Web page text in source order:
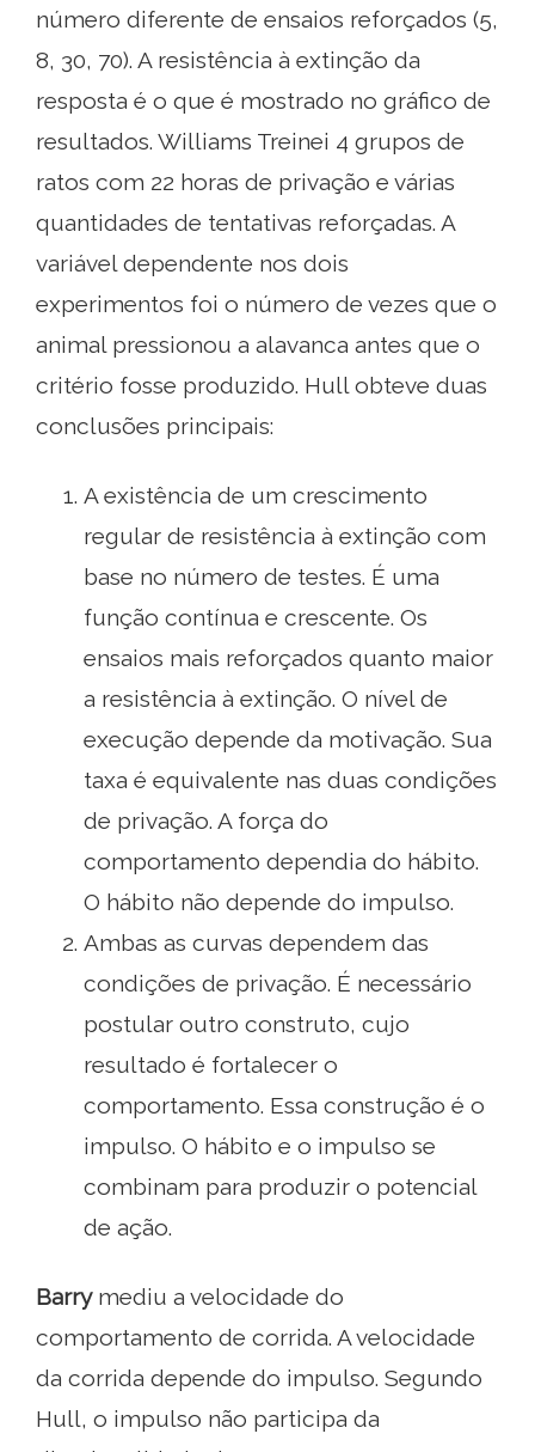
número diferente de ensaios reforçados (5,
8, 30, 70). A resistência à extinção da
resposta é o que é mostrado no gráfico de
resultados. Williams Treinei 4 grupos de
ratos com 22 horas de privação e várias
quantidades de tentativas reforçadas. A
variável dependente nos dois
experimentos foi o número de vezes que o
animal pressionou a alavanca antes que o
critério fosse produzido. Hull obteve duas
conclusões principais:
A existência de um crescimento
regular de resistência à extinção com
base no número de testes. É uma
função contínua e crescente. Os
ensaios mais reforçados quanto maior
a resistência à extinção. O nível de
execução depende da motivação. Sua
taxa é equivalente nas duas condições
de privação. A força do
comportamento dependia do hábito.
O hábito não depende do impulso.
Ambas as curvas dependem das
condições de privação. É necessário
postular outro construto, cujo
resultado é fortalecer o
comportamento. Essa construção é o
impulso. O hábito e o impulso se
combinam para produzir o potencial
de ação.
Barrymediu a velocidade do
comportamento de corrida. A velocidade
da corrida depende do impulso. Segundo
Hull, o impulso não participa da